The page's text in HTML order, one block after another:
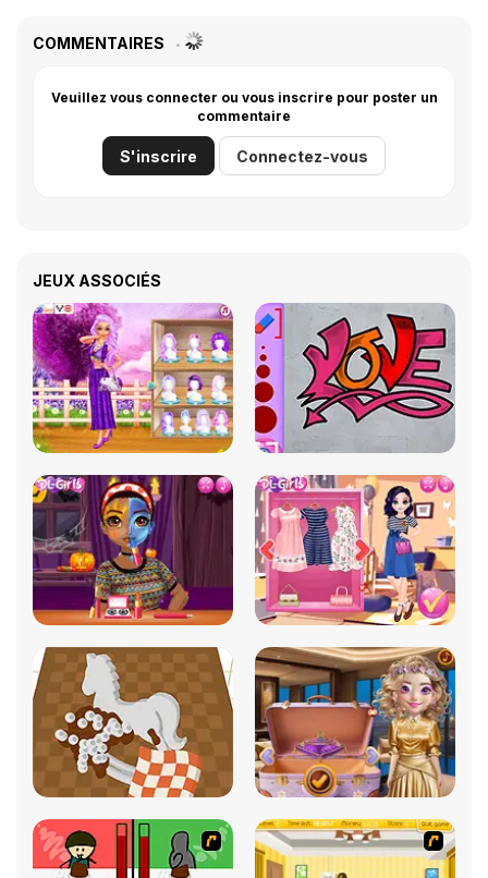
COMMENTAIRES
Veuillez vous connecter ou vous inscrire pour poster un
commentaire
S'inscrire Connectez-vous
JEUX ASSOCIÉS